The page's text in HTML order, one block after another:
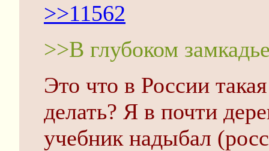
>>11562
>>В глубоком
Это что в России
делать? Я в почти
учебник надыбал